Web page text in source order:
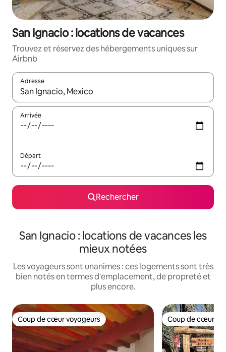
San Ignacio : locations de vacances
Trouvez et réservez des hébergements uniques sur
Airbnb
Adresse
Lorsque les résultats s'affichent, utilisez les flèches vers le
Arrivée
Départ
Rechercher
San Ignacio : locations de vacances les
mieux notées
Les voyageurs sont unanimes : ces logements sont très
bien notés en termes d'emplacement, de propreté et
plus encore.
Coup de cœur voyageurs
Coup de cœur voyageurs Coup de cœur
Coup de cœur